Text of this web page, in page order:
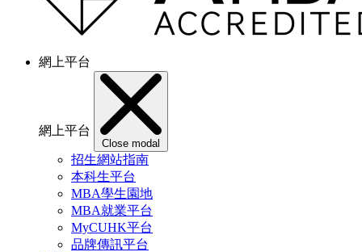
網上平台
網上平台
Close modal
招生網站指南
本科生平台
MBA學生園地
MBA就業平台
MyCUHK平台
品牌傳訊平台